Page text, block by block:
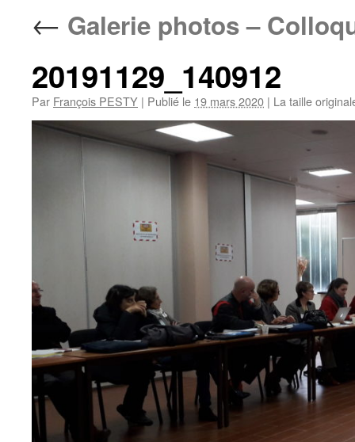
← Galerie photos –
20191129_140912
Par François PESTY | Publié le 19 mars 2020 | La taille